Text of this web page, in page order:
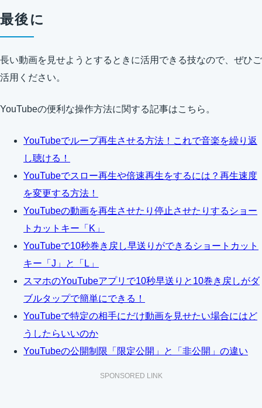
最後に
長い動画を見せようとするときに活用できる技なので、ぜひご
活用ください。
YouTubeの便利な操作方法に関する記事はこちら。
YouTubeでループ再生させる方法！これで音楽を繰り返
し聴ける！
YouTubeでスロー再生や倍速再生をするには？再生速度
を変更する方法！
YouTubeの動画を再生させたり停止させたりするショー
トカットキー「K」
YouTubeで10秒巻き戻し早送りができるショートカット
キー「J」と「L」
スマホのYouTubeアプリで10秒早送りと10巻き戻しがダ
ブルタップで簡単にできる！
YouTubeで特定の相手にだけ動画を見せたい場合にはど
うしたらいいのか
YouTubeの公開制限「限定公開」と「非公開」の違い
SPONSORED LINK